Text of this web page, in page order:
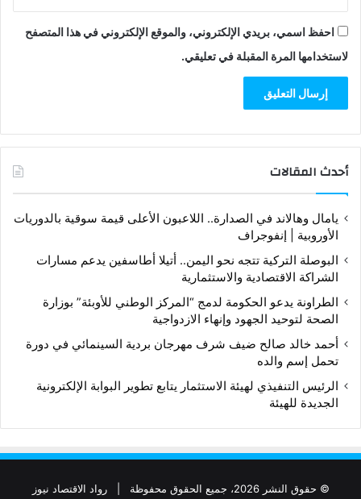
احفظ اسمي، بريدي الإلكتروني، والموقع الإلكتروني في هذا المتصفح
لاستخدامها المرة المقبلة في تعليقي.
أحدث المقالات
يامال وهالاند في الصدارة.. اللاعبون الأعلى قيمة سوقية بالدوريات
الأوروبية | إنفوجراف
البوصلة التركية تتجه نحو اليمن.. أتيلا أطاسفين يدعم مسارات
الشراكة الاقتصادية والاستثمارية
الطراونة يدعو الحكومة لدمج “المركز الوطني للأوبئة” بوزارة
الصحة لتوحيد الجهود وإنهاء الازدواجية
أحمد خالد صالح ضيف شرف مهرجان بردية السينمائي في دورة
تحمل إسم والده
الرئيس التنفيذي لهيئة الاستثمار يتابع تطوير البوابة الإلكترونية
الجديدة للهيئة
© حقوق النشر 2026، جميع الحقوق محفوظة | رواد الاقتصاد نيوز